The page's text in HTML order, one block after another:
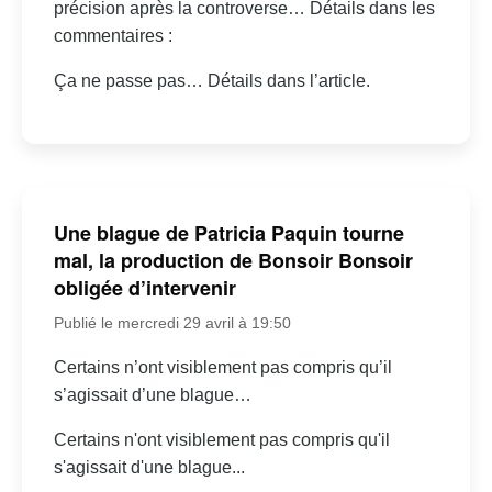
précision après la controverse… Détails dans les
commentaires :
Ça ne passe pas… Détails dans l’article.
Une blague de Patricia Paquin tourne
mal, la production de Bonsoir Bonsoir
obligée d’intervenir
Publié le mercredi 29 avril à 19:50
Certains n’ont visiblement pas compris qu’il
s’agissait d’une blague…
Certains n'ont visiblement pas compris qu'il
s'agissait d'une blague...